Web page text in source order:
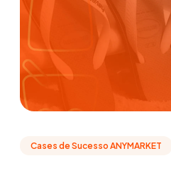
Cases de Sucesso ANYMARKET